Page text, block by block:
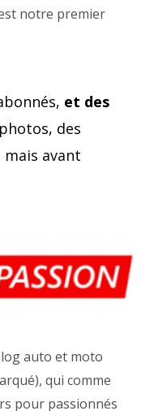
notre premier
et des
des
mais avant
auto et moto
qui comme
pour passionnés